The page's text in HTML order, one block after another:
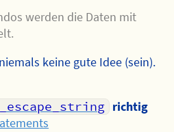
werden die Daten mit
keine gute Idee (sein).
richtig